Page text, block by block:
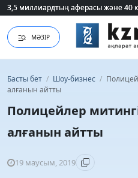
3,5 миллиардтың аферасы және 40
3,5 миллиардтың аферасы және 40
МӘЗІР
Басты бет / Шоу-бизнес /
алғанын айтты
Полицейлер
алғанын айтты
19 маусым, 2019